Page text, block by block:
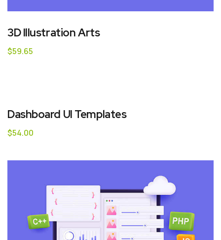
3D Illustration Arts
$59.65
Dashboard UI Templates
$54.00